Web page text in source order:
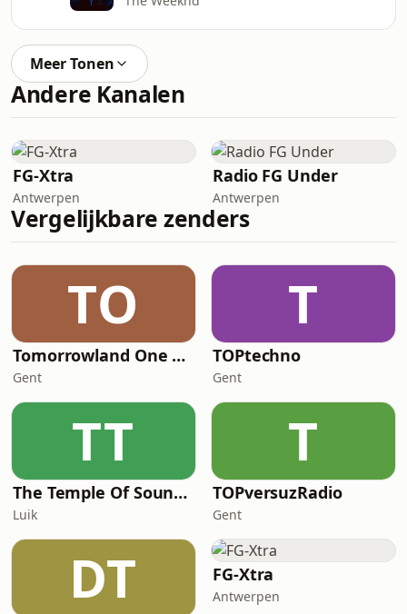
Meer Tonen
Andere Kanalen
FG-Xtra
Antwerpen
Radio FG Under
Antwerpen
Vergelijkbare zenders
TO
Tomorrowland One World Radio
Gent
T
TOPtechno
Gent
TT
The Temple Of Sound Belgium
Luik
T
TOPversuzRadio
Gent
DT FG-Xtra
Antwerpen